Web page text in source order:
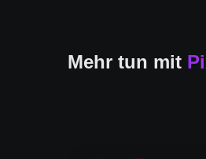
Mehr tun mit